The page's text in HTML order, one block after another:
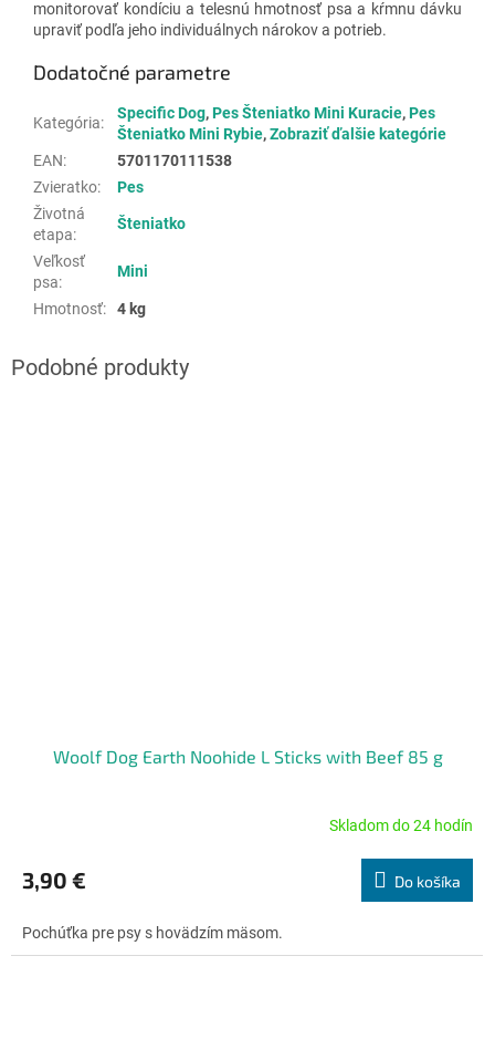
monitorovať kondíciu a telesnú hmotnosť psa a kŕmnu dávku
upraviť podľa jeho individuálnych nárokov a potrieb.
Dodatočné parametre
Kategória:
Specific Dog,Pes Šteniatko Mini Kuracie,Pes
Šteniatko Mini Rybie,Zobraziť ďalšie kategórie
EAN:
5701170111538
Zvieratko:
Pes
Životná
etapa:
Šteniatko
Veľkosť
psa:
Mini
Hmotnosť: 4 kg
Woolf Dog Earth Noohide L Sticks with Beef 85 g
produktu
je
z
5
Skladom do 24 hodín
3,90 € Do košíka
Pochúťka pre psy s hovädzím mäsom.